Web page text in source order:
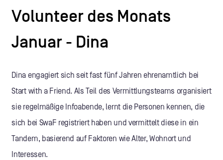
Volunteer des Monats
Januar - Dina
Dina engagiert sich seit fast fünf Jahren ehrenamtlich bei
Start with a Friend. Als Teil des Vermittlungsteams organisiert
sie regelmäßige Infoabende, lernt die Personen kennen, die
sich bei SwaF registriert haben und vermittelt diese in ein
Tandem, basierend auf Faktoren wie Alter, Wohnort und
Interessen.